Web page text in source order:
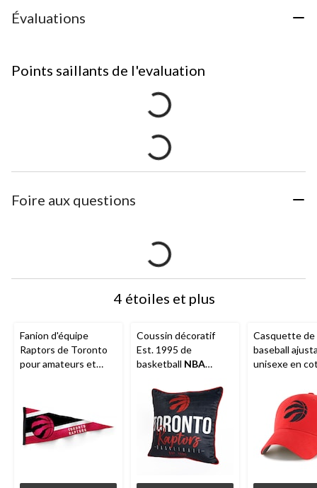
Évaluations
Points saillants de l'evaluation
Foire aux questions
4 étoiles et plus
Fanion d'équipe
Raptors de Toronto
pour amateurs et
12 x 30 po
Coussin décoratif
Est. 1995 de
basketball NBA
pour les amateurs,
noir, 18 x 18 po
Casquette de
baseball
unisexe en
de Toronto
hommes/
rouge givré